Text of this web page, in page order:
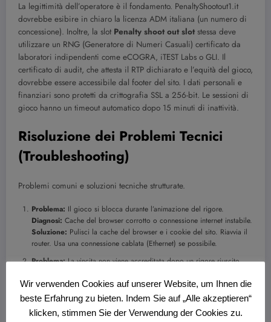
La legittimità dell’operatore è il fondamento. PenaltyShootout1.it
dovrebbe esibire in chiaro la licenza ADM italiana (un numero di
concessione). Inoltre, la slot Penalty shoot out slot stessa deve
utilizzare un RNG (Generatore di Numeri Casuali) certificato da
laboratori indipendenti come eCOGRA, iTEST Labs o GLI. Il
certificato di audit, che attesta il RTP dichiarato e l’equità del gioco,
dovrebbe essere accessibile dal footer del sito. I dati personali e
finanziari sono protetti da crittografia SSL a 256-bit. Le sessioni di
gioco hanno un timeout automatico dopo 15 minuti di inattività.
Risoluzione dei Problemi Tecnici
(Troubleshooting)
Problemi comuni e soluzioni tecniche strutturate.
Problema: Il gioco si blocca durante l’animazione del rigore.
Diagnosi: Cache del browser corrotto o connessione internet instabile.
Soluzione: Pulisci la cache del browser e i cookie del sito. Riavvia il
router. Usa una connessione cablata (Ethernet) se possibile.
Problema:La vincita non viene accreditata dopo un rigore riuscito.
gioco.Soluzione:Non chiudere la finestra! Fai uno screenshot
dell’esito. Contatta il supporto tecnico via chat LIVE, fornendo l’ID
della transazione e l’orario dello spin. I server di gioco registrano
ogni evento; possono risolvere il disallineamento manualmente.
Wir verwenden Cookies auf unserer Website, um Ihnen die
beste Erfahrung zu bieten. Indem Sie auf „Alle akzeptieren“
klicken, stimmen Sie der Verwendung der Cookies zu.